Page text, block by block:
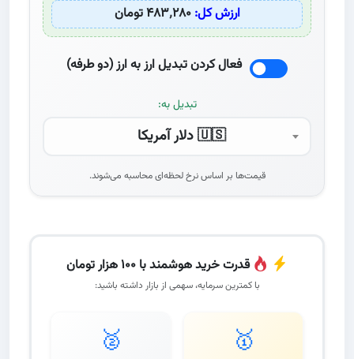
ارزش کل:۴۸۳٬۲۸۰ تومان
فعال کردن تبدیل ارز به ارز (دو طرفه)
تبدیل به:
🇺🇸 دلار آمریکا
قیمت‌ها بر اساس نرخ لحظه‌ای محاسبه می‌شوند.
قدرت خرید هوشمند با ۱۰۰ هزار تومان
با کمترین سرمایه، سهمی از بازار داشته باشید:
🥇
🥈